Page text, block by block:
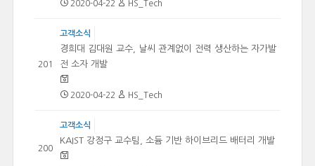
2020-04-22 HS_Tech
201
고객소식
경희대 김대원 교수, 날씨 관계없이 전력 생산하는 자가발
전 소자 개발
2020-04-22 HS_Tech
200
고객소식
KAIST 강정구 교수팀, 소듐 기반 하이브리드 배터리 개발